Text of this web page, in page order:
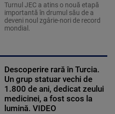
Turnul JEC a atins o nouă etapă
importantă în drumul său de a
deveni noul zgârie-nori de record
mondial.
Descoperire rară în Turcia.
Un grup statuar vechi de
1.800 de ani, dedicat zeului
medicinei, a fost scos la
lumină. VIDEO